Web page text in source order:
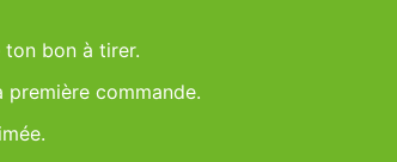
bon à tirer.
commande.